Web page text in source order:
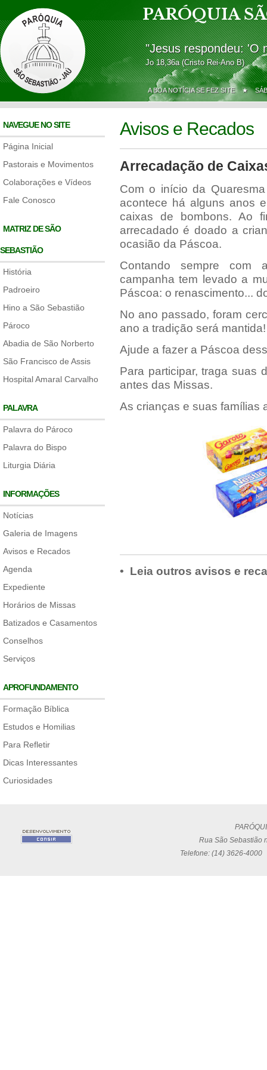
PARÓQUIA
"Jesus respondeu: 'O
Jo 18,36a (Cristo Rei-Ano B)
A BOA NOTÍCIA SE FEZ SITE ★
NAVEGUE NO SITE
Página Inicial
Pastorais e Movimentos
Colaborações e Vídeos
Fale Conosco
MATRIZ DE SÃO
SEBASTIÃO
História
Padroeiro
Hino a São Sebastião
Pároco
Abadia de São Norberto
São Francisco de Assis
Hospital Amaral Carvalho
PALAVRA
Palavra do Pároco
Palavra do Bispo
Liturgia Diária
INFORMAÇÕES
Notícias
Galeria de Imagens
Avisos e Recados
Agenda
Expediente
Horários de Missas
Batizados e Casamentos
Conselhos
Serviços
APROFUNDAMENTO
Formação Bíblica
Estudos e Homilias
Para Refletir
Dicas Interessantes
Curiosidades
Avisos e Recados
Arrecadação de
Com o início da
acontece há alguns anos
caixas de bombons. Ao
arrecadado é doado a
ocasião da Páscoa.
Contando sempre com
campanha tem levado a
Páscoa: o renascimento...
No ano passado, foram
ano a tradição será mantida!
Ajude a fazer a Páscoa
Para participar, traga suas
antes das Missas.
As crianças e suas famílias
• Leia outros avisos e
Rua São Sebastião
Telefone: (14) 3626-